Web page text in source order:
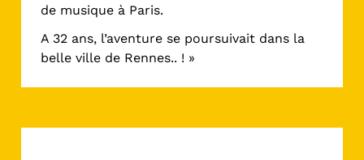
de musique à Paris.
A 32 ans, l’aventure se poursuivait dans la
belle ville de Rennes.. ! »